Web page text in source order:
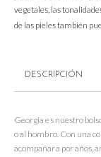
vegetales, las
de las pieles también
DESCRIPCIÓN
Georgia es nuestro
o al hombro. Con una
acompañara por años,